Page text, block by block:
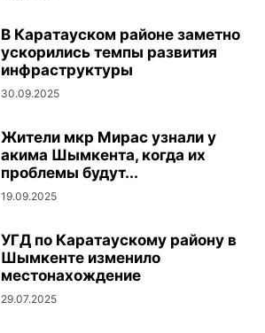
В Каратауском районе заметно
ускорились темпы развития
инфраструктуры
30.09.2025
Жители мкр Мирас узнали у
акима Шымкента, когда их
проблемы будут...
19.09.2025
УГД по Каратаускому району в
Шымкенте изменило
местонахождение
29.07.2025